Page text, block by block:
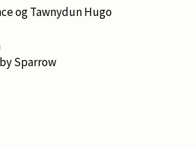
og Tawnydun Hugo
Sparrow